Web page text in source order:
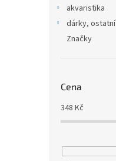
akvaristika
dárky, ostatní
Značky
Cena
348 Kč